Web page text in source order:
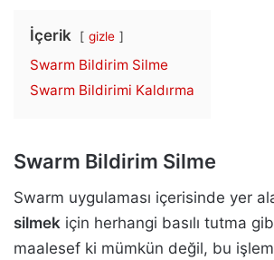
İçerik gizle
Swarm Bildirim Silme
Swarm Bildirimi Kaldırma
Swarm Bildirim Silme
Swarm uygulaması içerisinde yer
silmek için herhangi basılı tutma
maalesef ki mümkün değil, bu